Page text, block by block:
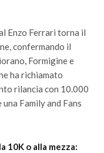
Enzo Ferrari torna il
confermando il
Formigine e
ha richiamato
rilancia con 10.000
Family and Fans
10K o alla mezza: